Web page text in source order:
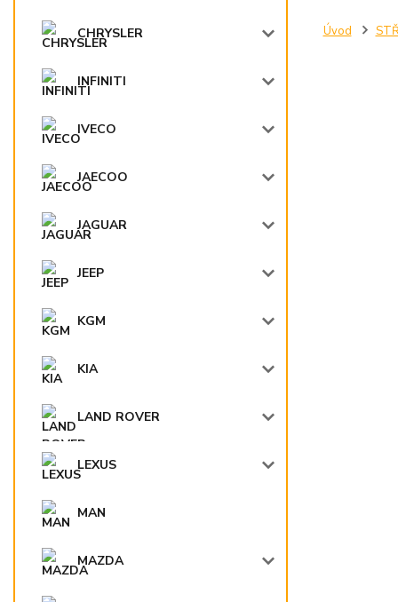
CHRYSLER
INFINITI
IVECO
JAECOO
JAGUAR
JEEP
KGM
KIA
LAND ROVER
LEXUS
MAN
MAZDA
Úvod